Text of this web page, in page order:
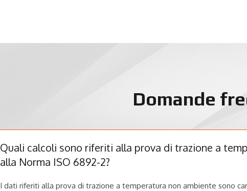
Domande
Quali calcoli sono riferiti alla prova di trazione a
alla Norma ISO 6892-2?
I dati riferiti alla prova di trazione a temperatura non ambiente sono